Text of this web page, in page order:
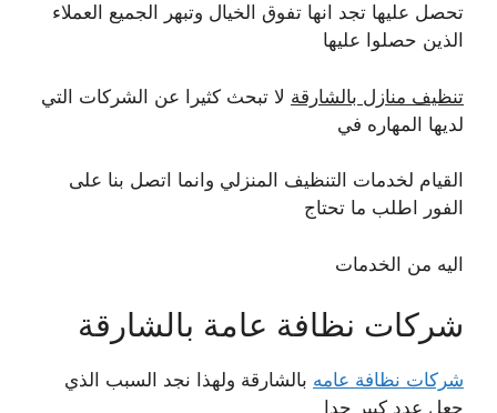
تحصل عليها تجد انها تفوق الخيال وتبهر الجميع العملاء
الذين حصلوا عليها
تنظيف منازل بالشارقة لا تبحث كثيرا عن الشركات التي
لديها المهاره في
القيام لخدمات التنظيف المنزلي وانما اتصل بنا على
الفور اطلب ما تحتاج
اليه من الخدمات
شركات نظافة عامة بالشارقة
شركات نظافة عامه بالشارقة ولهذا نجد السبب الذي
جعل عدد كبير جدا